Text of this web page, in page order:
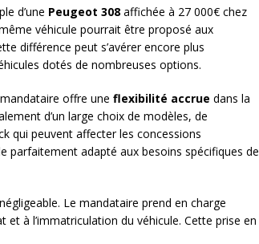
d’une Peugeot 308 affichée à 27 000€ chez
véhicule pourrait être proposé aux
différence peut s’avérer encore plus
dotés de nombreuses options.
offre une flexibilité accrue dans la
d’un large choix de modèles, de
qui peuvent affecter les concessions
parfaitement adapté aux besoins spécifiques de
Le mandataire prend en charge
et à l’immatriculation du véhicule. Cette prise en